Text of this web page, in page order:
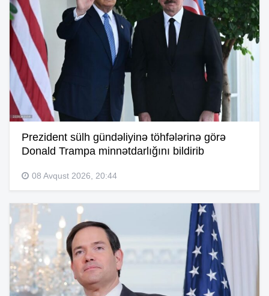
Prezident sülh gündəliyinə töhfələrinə görə
Donald Trampa minnətdarlığını bildirib
08 Avqust 2026, 20:44